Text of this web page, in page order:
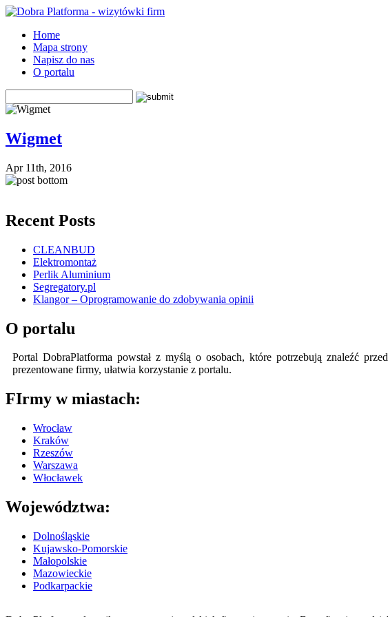
Home
Mapa strony
Napisz do nas
O portalu
Wigmet
Apr 11th, 2016
Recent Posts
CLEANBUD
Elektromontaż
Perlik Aluminium
Segregatory.pl
Klangor – Oprogramowanie do zdobywania opinii
O portalu
Portal DobraPlatforma powstał z myślą o osobach, które potrzebują znaleźć
prezentowane firmy, ułatwia korzystanie z portalu.
FIrmy w miastach:
Wrocław
Kraków
Rzeszów
Warszawa
Włocławek
Województwa:
Dolnośląskie
Kujawsko-Pomorskie
Małopolskie
Mazowieckie
Podkarpackie